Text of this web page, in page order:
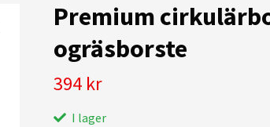
Premium
ogräsborste
394 kr
I lager